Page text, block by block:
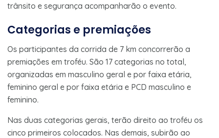
trânsito e segurança acompanharão o evento.
Categorias e premiações
Os participantes da corrida de 7 km concorrerão a
premiações em troféu. São 17 categorias no total,
organizadas em masculino geral e por faixa etária,
feminino geral e por faixa etária e PCD masculino e
feminino.
Nas duas categorias gerais, terão direito ao troféu os
cinco primeiros colocados. Nas demais, subirão ao